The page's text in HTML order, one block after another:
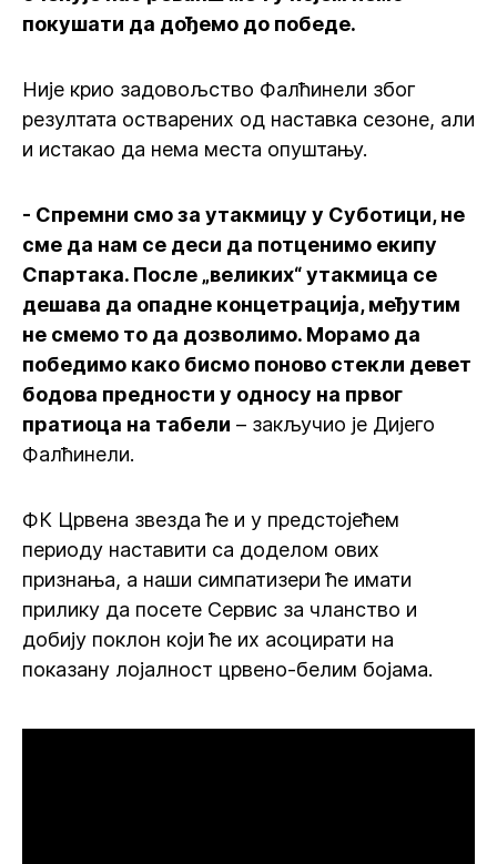
покушати да дођемо до победе.
Није крио задовољство Фалћинели због
резултата остварених од наставка сезоне, али
и истакао да нема места опуштању.
- Спремни смо за утакмицу у Суботици, не
сме да нам се деси да потценимо екипу
Спартака. После „великих“ утакмица се
дешава да опадне концетрација, међутим
не смемо то да дозволимо. Морамо да
победимо како бисмо поново стекли девет
бодова предности у односу на првог
пратиоца на табели – закључио је Дијего
Фалћинели.
ФК Црвена звезда ће и у предстојећем
периоду наставити са доделом ових
признања, а наши симпатизери ће имати
прилику да посете Сервис за чланство и
добију поклон који ће их асоцирати на
показану лојалност црвено-белим бојама.